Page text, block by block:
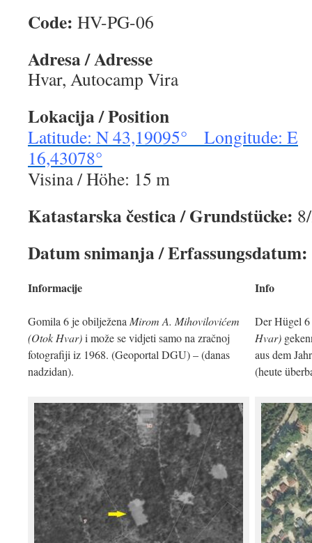
Code: HV-PG-06
Adresa / Adresse
Hvar, Autocamp Vira
Lokacija / Position
Latitude: N 43,19095° Longitude: E
16,43078°
Visina / Höhe: 15 m
Katastarska čestica / Grundstücke:
Datum snimanja / Erfassungsdatum:
Informacije
Gomila 6 je obilježena Mirom A. Mihovilovićem
(Otok Hvar)i može se vidjeti samo na zračnoj
fotografiji iz 1968. (Geoportal DGU) – (danas
nadzidan).
Info
Der Hügel
Hvar)
aus dem
(heute